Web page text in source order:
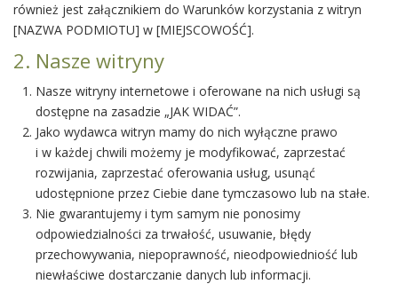
również jest załącznikiem do Warunków korzystania z witryn
[NAZWA PODMIOTU] w [MIEJSCOWOŚĆ].
2. Nasze witryny
Nasze witryny internetowe i oferowane na nich usługi są
dostępne na zasadzie „JAK WIDAĆ”.
Jako wydawca witryn mamy do nich wyłączne prawo
i w każdej chwili możemy je modyfikować, zaprzestać
rozwijania, zaprzestać oferowania usług, usunąć
udostępnione przez Ciebie dane tymczasowo lub na stałe.
Nie gwarantujemy i tym samym nie ponosimy
odpowiedzialności za trwałość, usuwanie, błędy
przechowywania, niepoprawność, nieodpowiedniość lub
niewłaściwe dostarczanie danych lub informacji.